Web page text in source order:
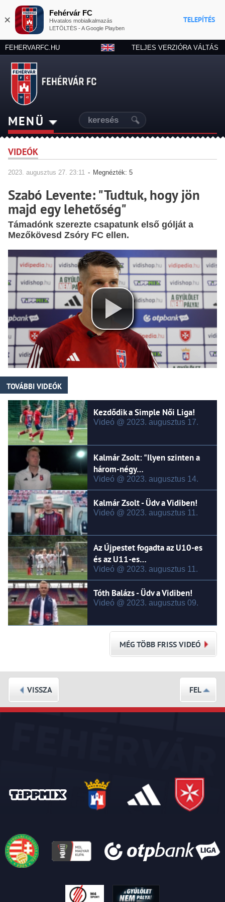
×
Fehérvár FC
Hivatalos mobialkalmazás
LETÖLTÉS - A Google Playben
TELEPÍTÉS
FEHERVARFC.HU TELJES VERZIÓRA VÁLTÁS
MENÜ
VIDEÓK
2023. augusztus 27. 23:11 - Megnézték: 5
Szabó Levente: "Tudtuk, hogy jön
majd egy lehetőség"
Támadónk szerezte csapatunk első gólját a
Mezőkövesd Zsóry FC ellen.
TOVÁBBI VIDEÓK
Kezdődik a Simple Női Liga!
Videó @ 2023.augusztus 17.
Kalmár Zsolt: "Ilyen szinten a
három-négy…
Videó @ 2023.augusztus 14.
Kalmár Zsolt - Üdv a Vidiben!
Videó @ 2023.augusztus 11.
Az Újpestet fogadta az U10-es
és az U11-es…
Videó @ 2023.augusztus 11.
Tóth Balázs - Üdv a Vidiben!
Videó @ 2023.augusztus 09.
MÉG TÖBB FRISS VIDEÓ
VISSZA FEL